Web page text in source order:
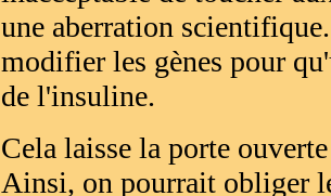
une aberration
modifier les gènes pour
de l'insuline.
Cela laisse la porte
Ainsi, on pourrait obliger